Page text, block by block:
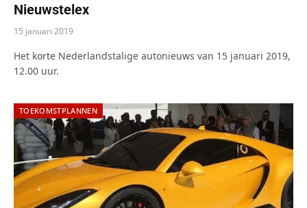
Nieuwstelex
15 januari 2019
Het korte Nederlandstalige autonieuws van 15 januari 2019,
12.00 uur.
TOEKOMSTPLANNEN